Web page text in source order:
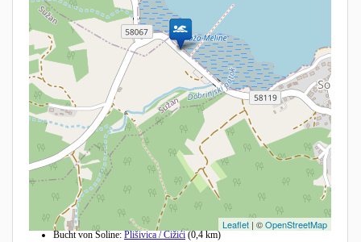
Leaflet | ©OpenStreetMap
Andere Strände in der Nähe
Bucht von Soline: Plišivica / Čižići (0,4 km)